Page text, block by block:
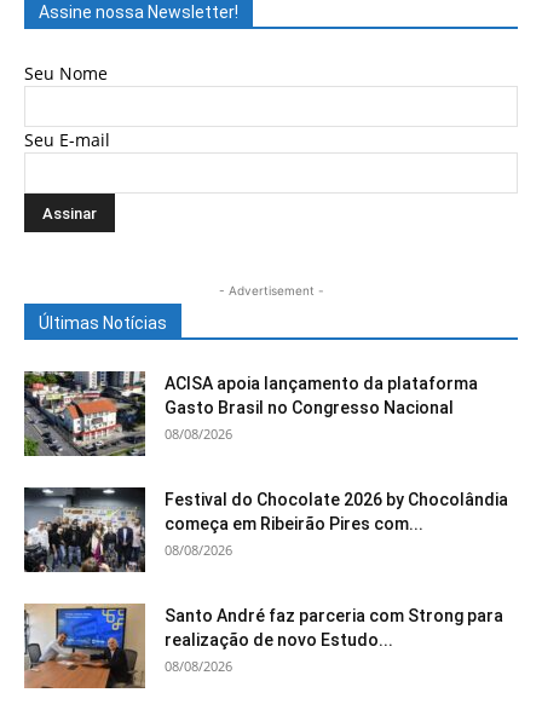
Assine nossa Newsletter!
Seu Nome
Seu E-mail
- Advertisement -
Últimas Notícias
ACISA apoia lançamento da plataforma
Gasto Brasil no Congresso Nacional
08/08/2026
Festival do Chocolate 2026 by Chocolândia
começa em Ribeirão Pires com...
08/08/2026
Santo André faz parceria com Strong para
realização de novo Estudo...
08/08/2026